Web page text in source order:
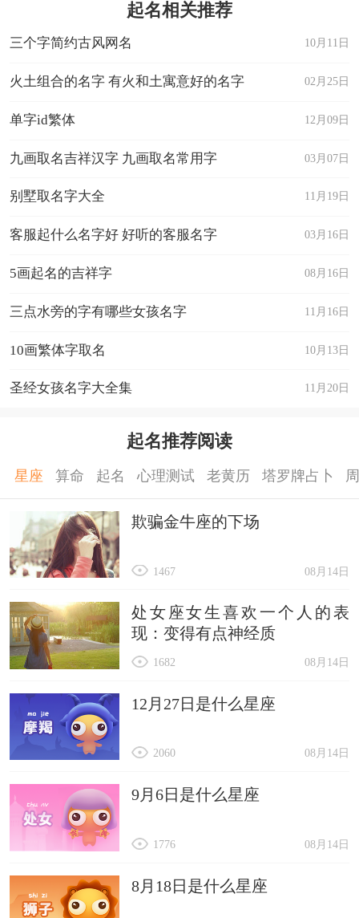
起名相关推荐
10月11日
三个字简约古风网名
02月25日
火土组合的名字 有火和土寓意好的名字
12月09日
单字id繁体
03月07日
九画取名吉祥汉字 九画取名常用字
11月19日
别墅取名字大全
03月16日
客服起什么名字好 好听的客服名字
08月16日
5画起名的吉祥字
11月16日
三点水旁的字有哪些女孩名字
10月13日
10画繁体字取名
11月20日
圣经女孩名字大全集
起名推荐阅读
星座 算命 起名 心理测试 老黄历 塔罗牌占卜
欺骗金牛座的下场
08月14日
1467
处女座女生喜欢一个人的表
现：变得有点神经质
08月14日
1682
12月27日是什么星座
08月14日
2060
9月6日是什么星座
08月14日
1776
8月18日是什么星座